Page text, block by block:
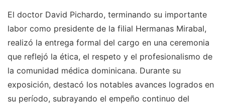
El doctor David Pichardo, terminando su importante
labor como presidente de la filial Hermanas Mirabal,
realizó la entrega formal del cargo en una ceremonia
que reflejó la ética, el respeto y el profesionalismo de
la comunidad médica dominicana. Durante su
exposición, destacó los notables avances logrados en
su período, subrayando el empeño continuo del